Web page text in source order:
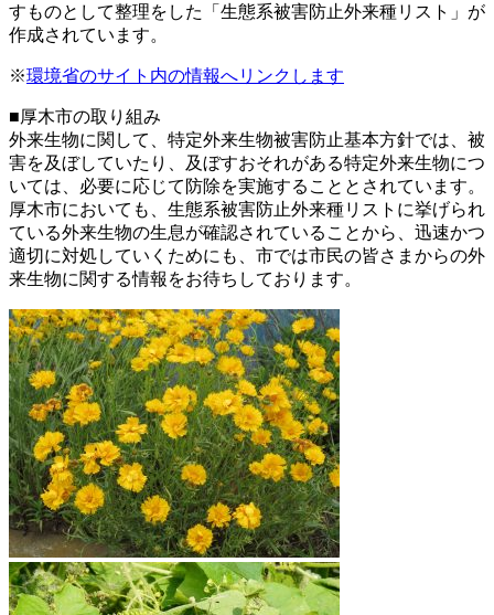
すものとして整理をした「生態系被害防止外来種リスト」が
作成されています。
※環境省のサイト内の情報へリンクします
■厚木市の取り組み
外来生物に関して、特定外来生物被害防止基本方針では、被
害を及ぼしていたり、及ぼすおそれがある特定外来生物につ
いては、必要に応じて防除を実施することとされています。
厚木市においても、生態系被害防止外来種リストに挙げられ
ている外来生物の生息が確認されていることから、迅速かつ
適切に対処していくためにも、市では市民の皆さまからの外
来生物に関する情報をお待ちしております。